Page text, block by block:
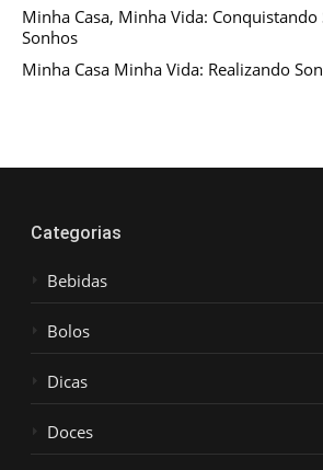
Minha Casa, Minha Vida: Conquistando
Sonhos
Minha Casa Minha Vida: Realizando
Categorias
Bebidas
Bolos
Dicas
Doces